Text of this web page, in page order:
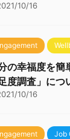
10/16
の幸福度を簡
度調査」につ
10/16
Job